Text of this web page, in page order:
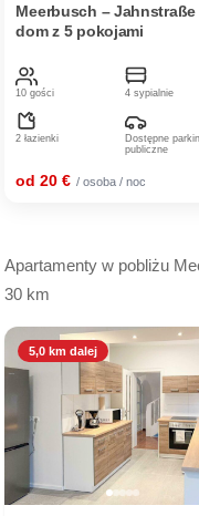
Meerbusch – Jahnstraße
dom z 5 pokojami
10 gości 4 sypialnie
2 łazienki
Dostępne
publiczne
od 20 € / osoba / noc
Apartamenty w pobliżu
30 km
5,0 km dalej